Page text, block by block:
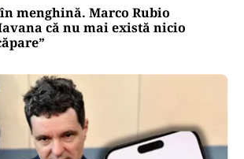
menghină. Marco Rubio
că nu mai există nicio